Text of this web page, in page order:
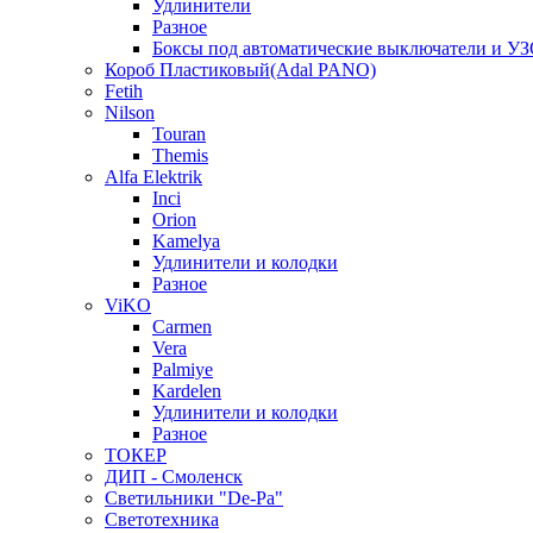
Удлинители
Разное
Боксы под автоматические выключатели и
Короб Пластиковый(Adal PANO)
Fetih
Nilson
Touran
Themis
Alfa Elektrik
Inci
Orion
Kamelya
Удлинители и колодки
Разное
ViKO
Carmen
Vera
Palmiye
Kardelen
Удлинители и колодки
Разное
ТОКЕР
ДИП - Смоленск
Светильники "De-Pa"
Светотехника